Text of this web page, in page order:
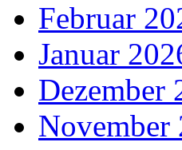
Februar
Januar
Dezember
November